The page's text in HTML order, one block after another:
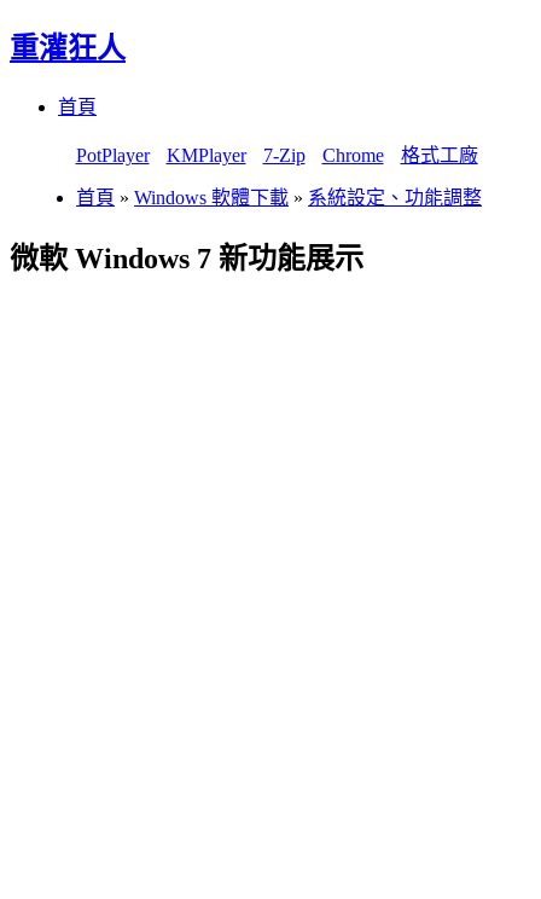
重灌狂人
首頁
PotPlayer KMPlayer 7-Zip Chrome 格式工廠
首頁 » Windows 軟體下載 » 系統設定、功能調整
微軟 Windows 7 新功能展示